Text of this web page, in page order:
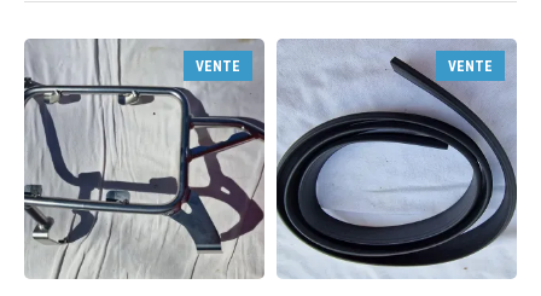
VENTE VENTE